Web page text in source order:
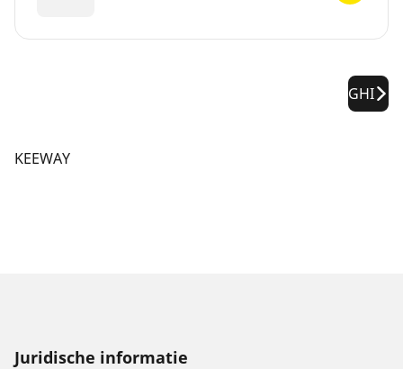
GHI
KEEWAY
Juridische informatie